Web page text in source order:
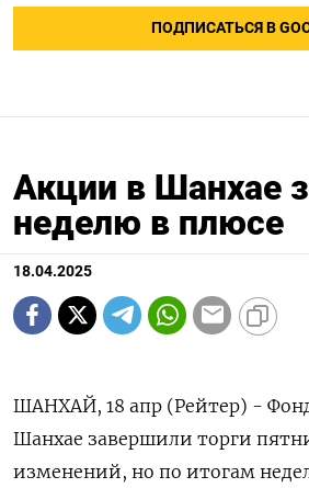
ПОДПИСАТЬСЯ В
Акции в Шанхае
неделю в плюсе
18.04.2025
ШАНХАЙ, 18 апр (Рейтер) -
Шанхае завершили торги
изменений, но по итогам